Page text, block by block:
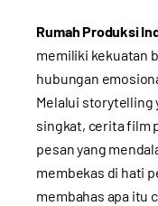
Rumah Produksi
memiliki kekuatan
hubungan
Melalui storytelling
singkat, cerita film
pesan yang
membekas di hati
membahas apa itu